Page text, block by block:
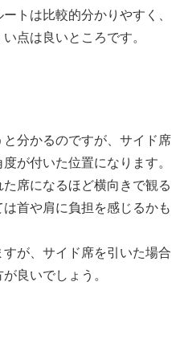
トは比較的分かりやすく、
点は良いところです。
分かるのですが、サイド席
が付いた位置になります。
席になるほど横向きで観る
首や肩に負担を感じるかも
が、サイド席を引いた場合
良いでしょう。